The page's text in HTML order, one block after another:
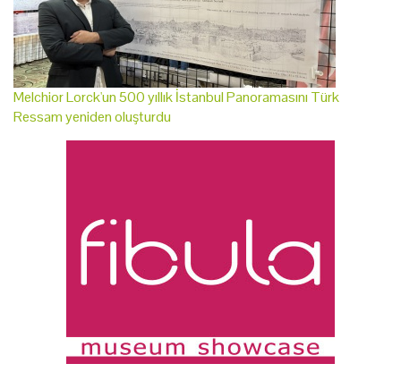
Melchior Lorck'un 500 yıllık İstanbul Panoramasını Türk
Ressam yeniden oluşturdu